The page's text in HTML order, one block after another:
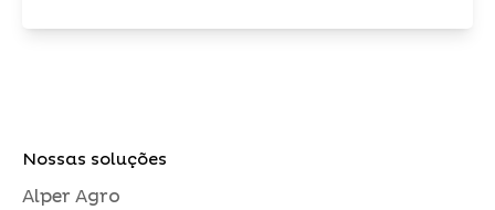
Nossas soluções
Alper Agro